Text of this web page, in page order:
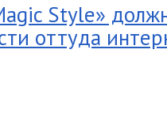
Style»
оттуда